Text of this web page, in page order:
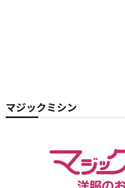
マジックミシン